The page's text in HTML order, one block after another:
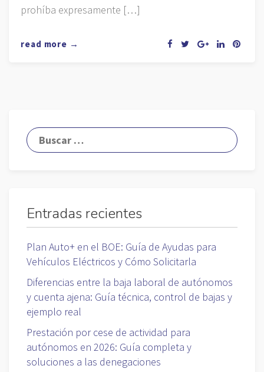
prohíba expresamente […]
read more →
Entradas recientes
Plan Auto+ en el BOE: Guía de Ayudas para
Vehículos Eléctricos y Cómo Solicitarla
Diferencias entre la baja laboral de autónomos
y cuenta ajena: Guía técnica, control de bajas y
ejemplo real
Prestación por cese de actividad para
autónomos en 2026: Guía completa y
soluciones a las denegaciones